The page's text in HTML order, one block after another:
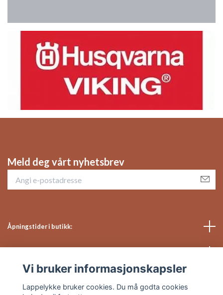
Meld deg vårt nyhetsbrev
Åpningstider i butikk:
Vi bruker informasjonskapsler
Lappelykke bruker cookies. Du må godta cookies